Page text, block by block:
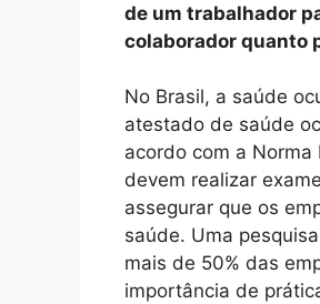
de um trabalhador
colaborador quanto
No Brasil, a saúde
atestado de saúde
acordo com a
devem realizar
assegurar que os
saúde. Uma
mais de 50% das
importância de